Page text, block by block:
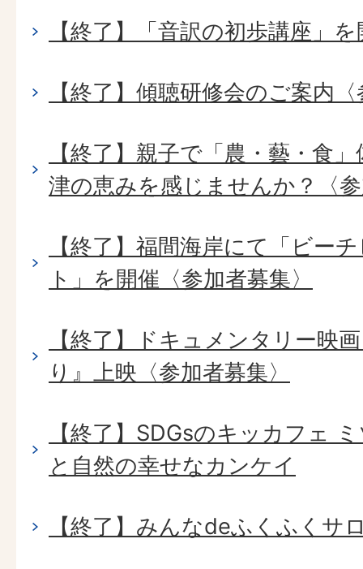
【終了】「音訳の初歩講座」
【終了】傾聴研修会のご案内
【終了】親子で「農・藝・食
津の恵みを感じませんか？〈
【終了】福間海岸にて「ビー
ト」を開催〈参加者募集〉
【終了】ドキュメンタリー映
り』上映〈参加者募集〉
【終了】SDGsのキッカフェ
と自然の幸せなカンケイ
【終了】みんなdeふくふくサ